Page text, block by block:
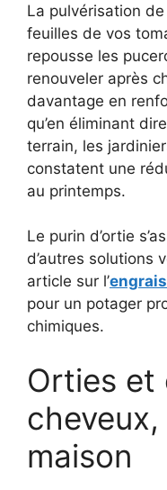
La pulvérisation de
feuilles de vos
repousse les
renouveler après
davantage en
qu’en éliminant
terrain, les
constatent une
au printemps.
Le purin d’ortie
d’autres solutions
article sur l’
pour un potager
chimiques.
Orties et
maison